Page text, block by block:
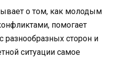
о том, как молодым
помогает
сторон и
ситуации самое